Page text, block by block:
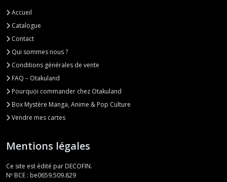
Accueil
Catalogue
Contact
Qui sommes nous ?
Conditions générales de vente
FAQ – Otakuland
Pourquoi commander chez Otakuland
Box Mystère Manga, Anime & Pop Culture
Vendre mes cartes
Mentions légales
Ce site est édité par DECOFIN.
Nº BCE : be0659.509.829